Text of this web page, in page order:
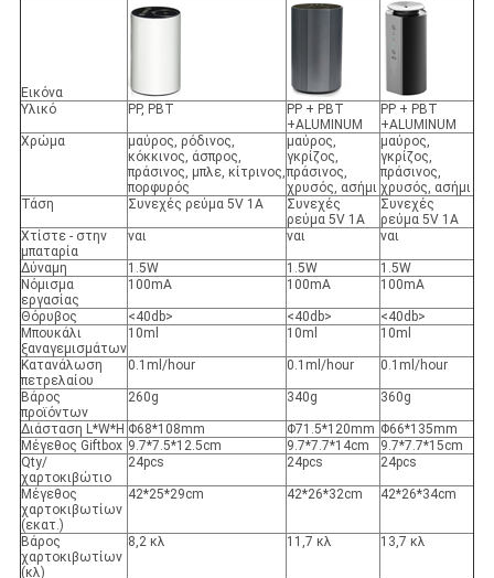
Εικόνα
Υλικό
PP, PBT
PP + PBT
+ALUMINUM
PP + PBT
+ALUMINUM
Χρώμα
μαύρος, ρόδινος,
κόκκινος, άσπρος,
πράσινος, μπλε, κίτρινος,
πορφυρός
μαύρος,
γκρίζος,
πράσινος,
χρυσός, ασήμι
μαύρος,
γκρίζος,
πράσινος,
χρυσός, ασήμι
Τάση
Συνεχές ρεύμα 5V 1A
Συνεχές
ρεύμα 5V 1A
Συνεχές
ρεύμα 5V 1A
Χτίστε - στην
μπαταρία
ναι ναι ναι
Δύναμη 1.5W 1.5W
1.5W
Νόμισμα
εργασίας
100mA 100mA 100mA
Θόρυβος <40db> <40db>
<40db>
Μπουκάλι
ξαναγεμισμάτων
10ml 10ml 10ml
Κατανάλωση
πετρελαίου
0.1ml/hour 0.1ml/hour 0.1ml/hour
Βάρος
προϊόντων
260g 340g 360g
Διάσταση L*W*H Φ68*108mm Φ71.5*120mm Φ66*135mm
Μέγεθος Giftbox 9.7*7.5*12.5cm 9.7*7.7*14cm
9.7*7.7*15cm
Qty/
χαρτοκιβώτιο
24pcs 24pcs 24pcs
Μέγεθος
χαρτοκιβωτίων
(εκατ.)
42*25*29cm 42*26*32cm 42*26*34cm
Βάρος
χαρτοκιβωτίων
(κλ)
8,2 κλ 11,7 κλ 13,7 κλ